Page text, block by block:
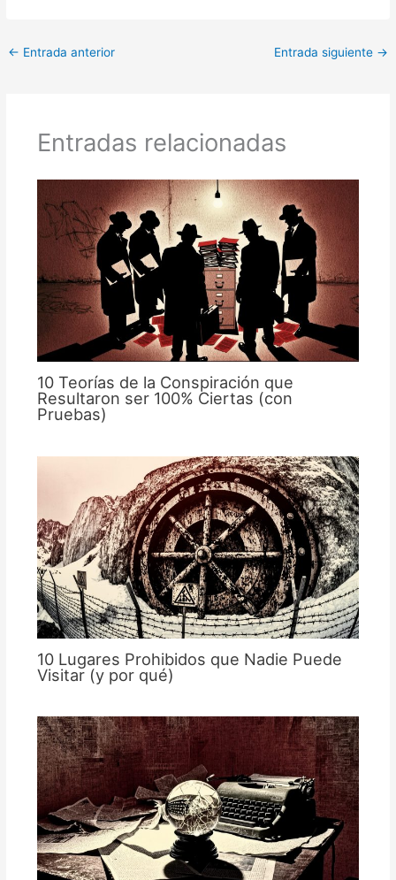
← Entrada anterior Entrada siguiente →
Entradas relacionadas
10 Teorías de la Conspiración que
Resultaron ser 100% Ciertas (con
Pruebas)
10 Lugares Prohibidos que Nadie Puede
Visitar (y por qué)